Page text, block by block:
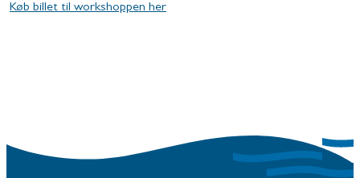
Køb billet til workshoppen her